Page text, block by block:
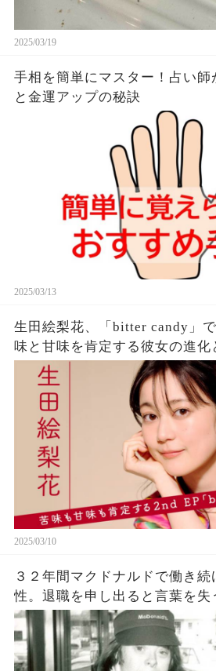
2025/03/19
手相を簡単にマスター！占い師
と金運アップの秘訣
2025/03/13
生田絵梨花、「bitter candy」
味と甘味を肯定する彼女の進化
2025/03/10
３２年間マクドナルドで働き
性。退職を申し出ると言葉を失